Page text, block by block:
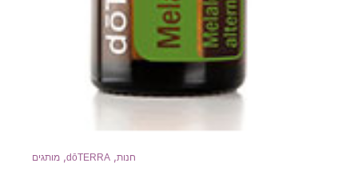
חנות,
dōTERRA
, מותגים